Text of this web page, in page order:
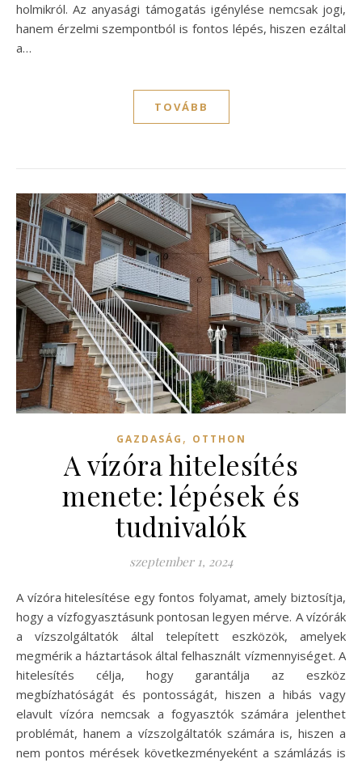
holmikról. Az anyasági támogatás igénylése nemcsak jogi,
hanem érzelmi szempontból is fontos lépés, hiszen ezáltal
a…
TOVÁBB
GAZDASÁG , OTTHON
A vízóra hitelesítés
menete: lépések és
tudnivalók
szeptember 1, 2024
A vízóra hitelesítése egy fontos folyamat, amely biztosítja,
hogy a vízfogyasztásunk pontosan legyen mérve. A vízórák
a vízszolgáltatók által telepített eszközök, amelyek
megmérik a háztartások által felhasznált vízmennyiséget. A
hitelesítés célja, hogy garantálja az eszköz
megbízhatóságát és pontosságát, hiszen a hibás vagy
elavult vízóra nemcsak a fogyasztók számára jelenthet
problémát, hanem a vízszolgáltatók számára is, hiszen a
nem pontos mérések következményeként a számlázás is